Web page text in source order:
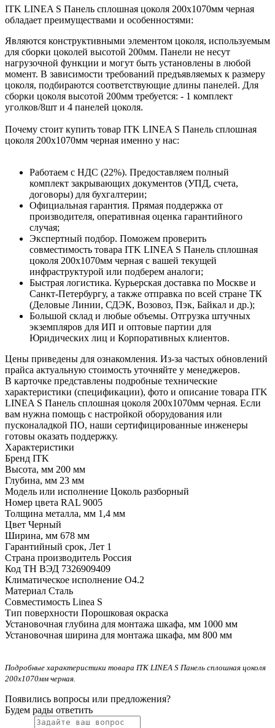
ITK LINEA S Панель сплошная цоколя 200х1070мм черная
обладает преимуществами и особенностями:
Являются конструктивными элементом цоколя, используемым
для сборки цоколей высотой 200мм. Панели не несут
нагрузочной функции и могут быть установлены в любой
момент. В зависимости требований предъявляемых к размеру
цоколя, подбираются соответствующие длины панелей. Для
сборки цоколя высотой 200мм требуется: - 1 комплект
уголков/8шт и 4 панелей цоколя.
Почему стоит купить товар ITK LINEA S Панель сплошная
цоколя 200х1070мм черная именно у нас:
Работаем с НДС (22%). Предоставляем полный
комплект закрывающих документов (УПД, счета,
договоры) для бухгалтерии;
Официальная гарантия. Прямая поддержка от
производителя, оперативная оценка гарантийного
случая;
Экспертный подбор. Поможем проверить
совместимость товара ITK LINEA S Панель сплошная
цоколя 200х1070мм черная с вашей текущей
инфраструктурой или подберем аналоги;
Быстрая логистика. Курьерская доставка по Москве и
Санкт-Петербургу, а также отправка по всей стране ТК
(Деловые Линии, СДЭК, Возовоз, Пэк, Байкал и др.);
Большой склад и любые объемы. Отгрузка штучных
экземпляров для ИП и оптовые партии для
Юридических лиц и Корпоративных клиентов.
Цены приведены для ознакомления. Из‑за частых обновлений
прайса актуальную стоимость уточняйте у менеджеров.
В карточке представлены подробные технические
характеристики (спецификации), фото и описание товара ITK
LINEA S Панель сплошная цоколя 200х1070мм черная. Если
вам нужна помощь с настройкой оборудования или
пусконаладкой ПО, наши сертифицированные инженеры
готовы оказать поддержку.
Характеристики
Бренд ITK
Высота, мм 200 мм
Глубина, мм 23 мм
Модель или исполнение Цоколь разборный
Номер цвета RAL 9005
Толщина металла, мм 1,4 мм
Цвет Черный
Ширина, мм 678 мм
Гарантийный срок, Лет 1
Страна производитель Россия
Код ТН ВЭД 7326909409
Климатическое исполнение O4.2
Материал Сталь
Совместимость Linea S
Тип поверхности Порошковая окраска
Установочная глубина для монтажа шкафа, мм 1000 мм
Установочная ширина для монтажа шкафа, мм 800 мм
Подробные характеристики товара ITK LINEA S Панель сплошная цоколя
200х1070мм черная.
Появились вопросы или предложения?
Будем рады ответить